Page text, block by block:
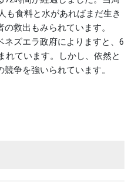
も食料と水があればまだ生き
救出もみられています。
ズエラ政府によりますと、6
れています。しかし、依然と
争を強いられています。